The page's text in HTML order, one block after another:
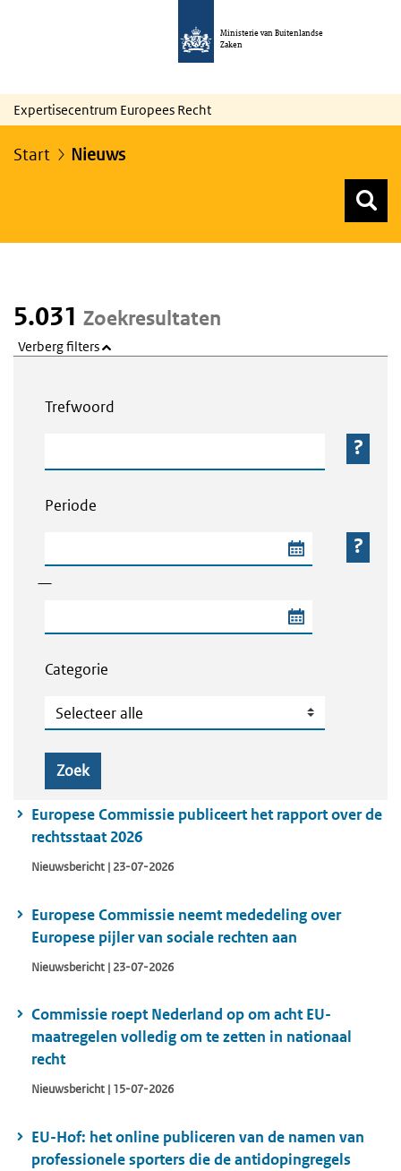
Ministerie van Buitenlandse
Zaken
Expertisecentrum Europees Recht
Start Nieuws
5.031 Zoekresultaten
Verberg filters
Trefwoord
Periode
—
Categorie
Categorie
Zoek
Europese Commissie publiceert het rapport over de
rechtsstaat 2026
Nieuwsbericht | 23-07-2026
Europese Commissie neemt mededeling over
Europese pijler van sociale rechten aan
Nieuwsbericht | 23-07-2026
Commissie roept Nederland op om acht EU-
maatregelen volledig om te zetten in nationaal
recht
Nieuwsbericht | 15-07-2026
EU-Hof: het online publiceren van de namen van
professionele sporters die de antidopingregels